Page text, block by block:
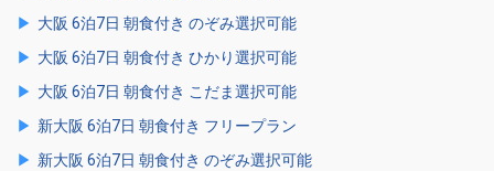
大阪 6泊7日 朝食付き のぞみ選択可能
大阪 6泊7日 朝食付き ひかり選択可能
大阪 6泊7日 朝食付き こだま選択可能
新大阪 6泊7日 朝食付き フリープラン
新大阪 6泊7日 朝食付き のぞみ選択可能